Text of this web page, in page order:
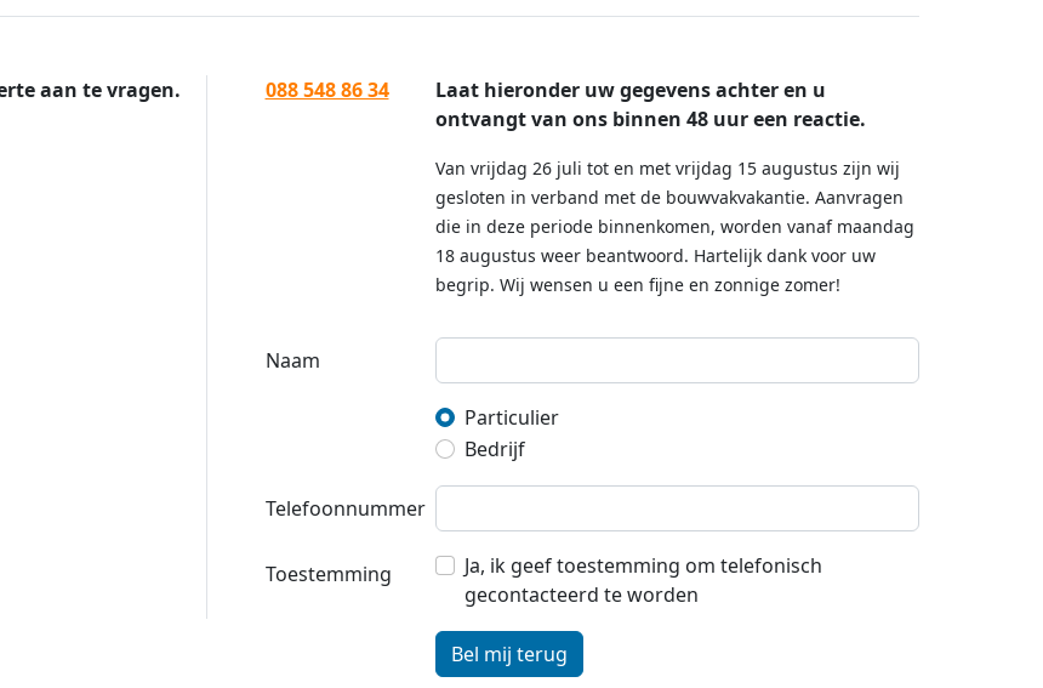
aan te vragen.
088 548 86 34
Laat hieronder uw gegevens achter en u
ontvangt van ons binnen 48 uur een reactie.
Van vrijdag 26 juli tot en met vrijdag 15 augustus zijn wij
gesloten in verband met de bouwvakvakantie. Aanvragen
die in deze periode binnenkomen, worden vanaf maandag
18 augustus weer beantwoord. Hartelijk dank voor uw
begrip. Wij wensen u een fijne en zonnige zomer!
Naam
Particulier
Bedrijf
Telefoonnummer
Toestemming
Ja, ik geef toestemming om telefonisch
gecontacteerd te worden